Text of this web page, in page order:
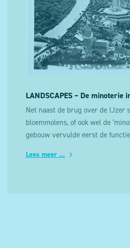
LANDSCAPES – De minoterie
Net naast de brug over de IJzer
bloemmolens, of ook wel de
gebouw vervulde eerst de
gebroeders Van Hille in 1836.
Lees meer ...